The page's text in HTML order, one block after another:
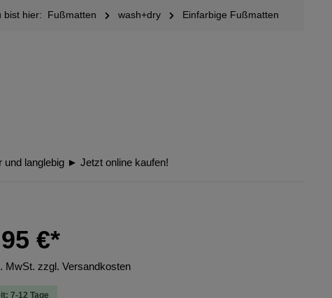
bist hier: Fußmatten wash+dry Einfarbige Fußmatten
langlebig ► Jetzt online kaufen!
€*
MwSt. zzgl. Versandkosten
7-12 Tage